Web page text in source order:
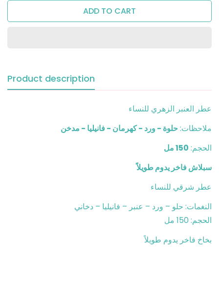
ADD TO CART
Product description
عطر العنبر الزهري للنساء
ملاحظات:حلوة - ورد - كهرمان - فانيليا - مدخن
الحجم: 150 مل
سبلاش فاخر يدوم طويلاً
عطر شرقي للنساء
النغمات: حلو – ورد – عنبر – فانيليا – دخاني
الحجم: 150 مل
بخاخ فاخر يدوم طويلاً